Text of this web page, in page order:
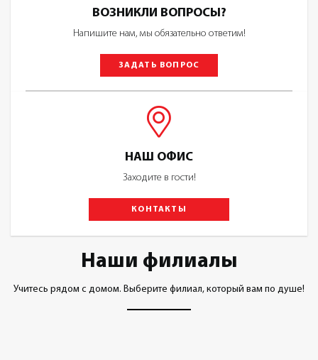
ВОЗНИКЛИ ВОПРОСЫ?
Напишите нам, мы обязательно ответим!
ЗАДАТЬ ВОПРОС
НАШ ОФИС
Заходите в гости!
КОНТАКТЫ
Наши филиалы
Учитесь рядом с домом. Выберите филиал, который вам по душе!